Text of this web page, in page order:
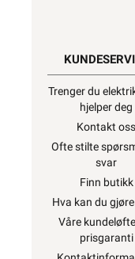
Trenger du
hjelper deg
Kontakt oss
Ofte stilte
svar
Finn butikk
Hva kan du
Våre
prisgaranti